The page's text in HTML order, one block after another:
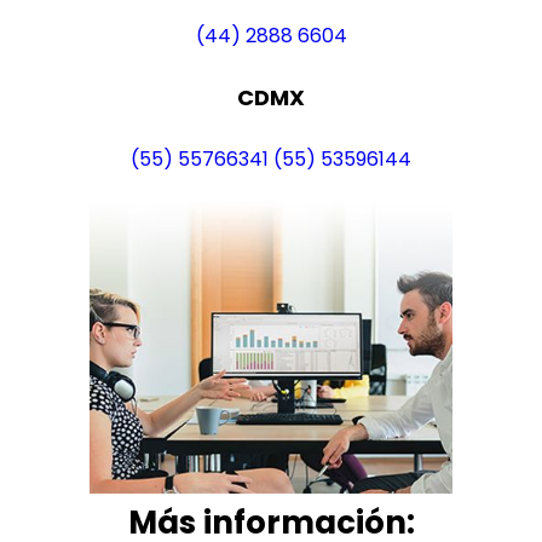
(44) 2888 6604
CDMX
(55) 55766341 (55) 53596144
Más información: